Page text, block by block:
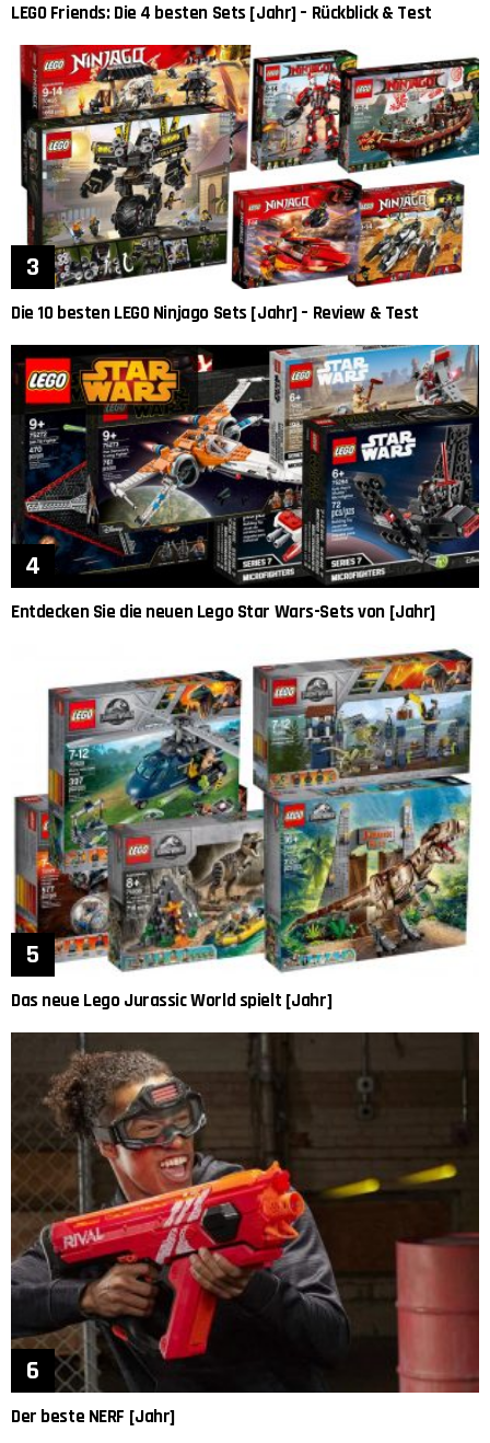
LEGO Friends: Die 4 besten Sets [Jahr] – Rückblick & Test
Die 10 besten LEGO Ninjago Sets [Jahr] – Review & Test
Entdecken Sie die neuen Lego Star Wars-Sets von [Jahr]
Das neue Lego Jurassic World spielt [Jahr]
Der beste NERF [Jahr]